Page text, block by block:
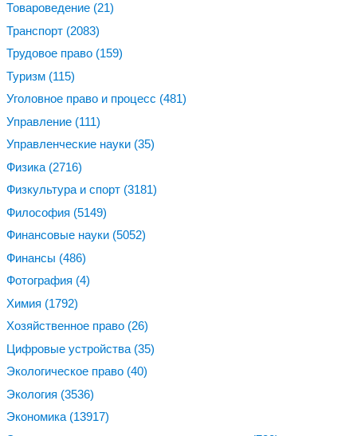
Товароведение (21)
Транспорт (2083)
Трудовое право (159)
Туризм (115)
Уголовное право и процесс (481)
Управление (111)
Управленческие науки (35)
Физика (2716)
Физкультура и спорт (3181)
Философия (5149)
Финансовые науки (5052)
Финансы (486)
Фотография (4)
Химия (1792)
Хозяйственное право (26)
Цифровые устройства (35)
Экологическое право (40)
Экология (3536)
Экономика (13917)